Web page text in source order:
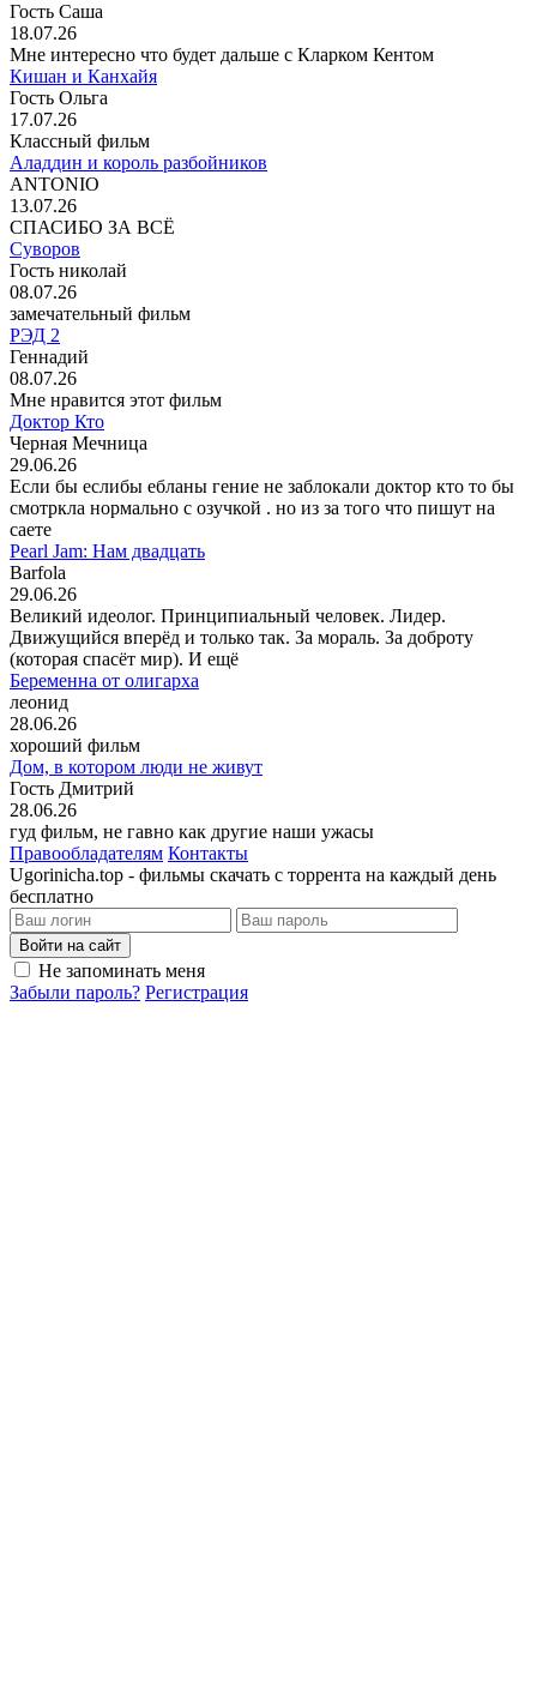
Гость Саша
18.07.26
Мне интересно что будет дальше с Кларком Кентом
Кишан и Канхайя
Гость Ольга
17.07.26
Классный фильм
Аладдин и король разбойников
ANTONIO
13.07.26
СПАСИБО ЗА ВСЁ
Суворов
Гость николай
08.07.26
замечательный фильм
РЭД 2
Геннадий
08.07.26
Мне нравится этот фильм
Доктор Кто
Черная Мечница
29.06.26
Если бы еслибы ебланы гение не заблокали доктор кто то бы
смотркла нормально с озучкой . но из за того что пишут на
саете
Pearl Jam: Нам двадцать
Barfola
29.06.26
Великий идеолог. Принципиальный человек. Лидер.
Движущийся вперёд и только так. За мораль. За доброту
(которая спасёт мир). И ещё
Беременна от олигарха
леонид
28.06.26
хороший фильм
Дом, в котором люди не живут
Гость Дмитрий
28.06.26
гуд фильм, не гавно как другие наши ужасы
Правообладателям Контакты
Ugorinicha.top - фильмы скачать с торрента на каждый день
бесплатно
Войти на сайт
Не запоминать меня
Забыли пароль? Регистрация